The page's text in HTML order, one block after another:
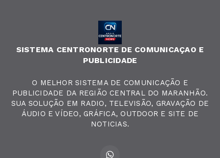
SISTEMA CENTRONORTE DE COMUNICAÇAO E
PUBLICIDADE
O MELHOR SISTEMA DE COMUNICAÇÃO E
PUBLICIDADE DA REGIÃO CENTRAL DO MARANHÃO.
SUA SOLUÇÃO EM RADIO, TELEVISÃO, GRAVAÇÃO DE
ÁUDIO E VÍDEO, GRÁFICA, OUTDOOR E SITE DE
NOTICIAS.